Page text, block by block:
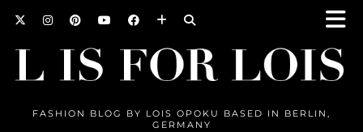
FASHION BLOG BY LOIS OPOKU BASED IN BERLIN,
GERMANY